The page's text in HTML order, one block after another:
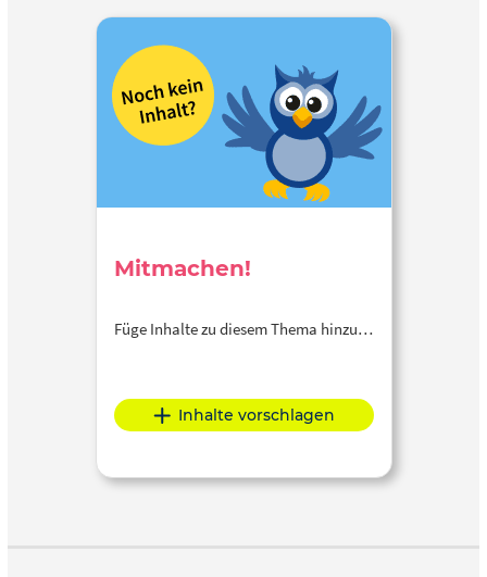
Mitmachen!
Füge Inhalte zu diesem Thema hinzu…
Inhalte vorschlagen